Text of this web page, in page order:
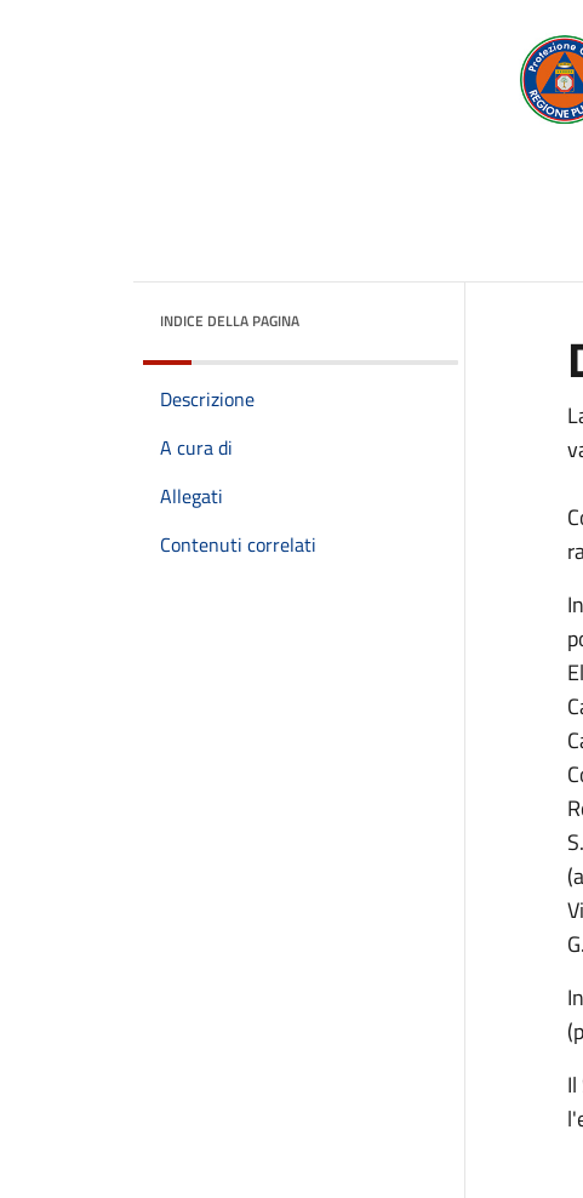
INDICE DELLA PAGINA
Descrizione
A cura di
Allegati
Contenuti correlati